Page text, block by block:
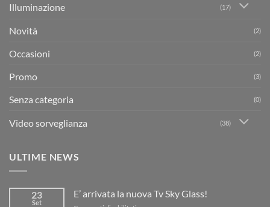
Illuminazione (17)
Novità (2)
Occasioni (2)
Promo (3)
Senza categoria (0)
Video sorveglianza (38)
ULTIME NEWS
23
Set
E’ arrivata la nuova Tv Sky Glass!